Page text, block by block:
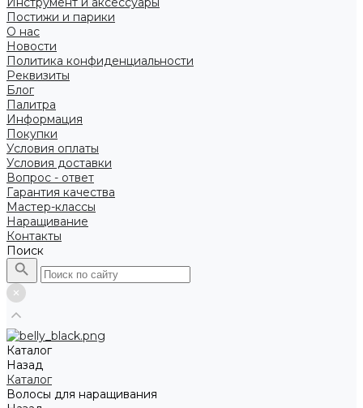
Постижи и парики
О нас
Новости
Политика конфиденциальности
Реквизиты
Блог
Палитра
Информация
Покупки
Условия оплаты
Условия доставки
Вопрос - ответ
Гарантия качества
Мастер-классы
Наращивание
Контакты
Поиск
Каталог
Назад
Каталог
Волосы для наращивания